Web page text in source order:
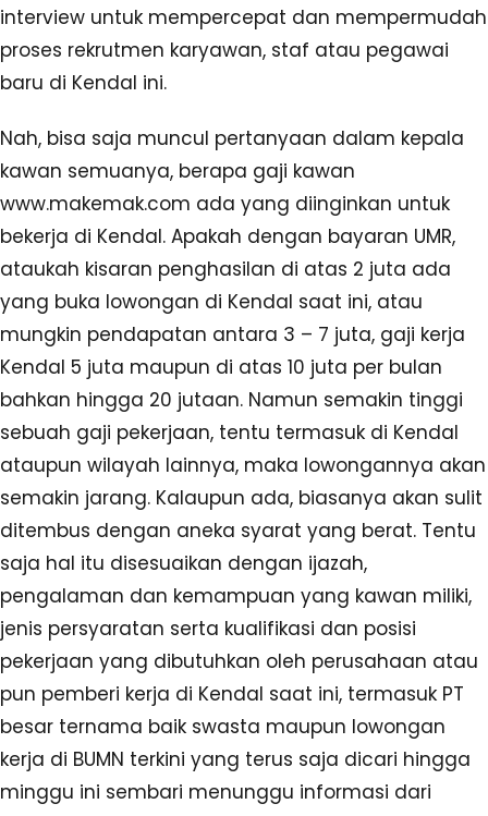
interview untuk mempercepat dan mempermudah
proses rekrutmen karyawan, staf atau pegawai
baru di Kendal ini.
Nah, bisa saja muncul pertanyaan dalam kepala
kawan semuanya, berapa gaji kawan
www.makemak.com ada yang diinginkan untuk
bekerja di Kendal. Apakah dengan bayaran UMR,
ataukah kisaran penghasilan di atas 2 juta ada
yang buka lowongan di Kendal saat ini, atau
mungkin pendapatan antara 3 – 7 juta, gaji kerja
Kendal 5 juta maupun di atas 10 juta per bulan
bahkan hingga 20 jutaan. Namun semakin tinggi
sebuah gaji pekerjaan, tentu termasuk di Kendal
ataupun wilayah lainnya, maka lowongannya akan
semakin jarang. Kalaupun ada, biasanya akan sulit
ditembus dengan aneka syarat yang berat. Tentu
saja hal itu disesuaikan dengan ijazah,
pengalaman dan kemampuan yang kawan miliki,
jenis persyaratan serta kualifikasi dan posisi
pekerjaan yang dibutuhkan oleh perusahaan atau
pun pemberi kerja di Kendal saat ini, termasuk PT
besar ternama baik swasta maupun lowongan
kerja di BUMN terkini yang terus saja dicari hingga
minggu ini sembari menunggu informasi dari